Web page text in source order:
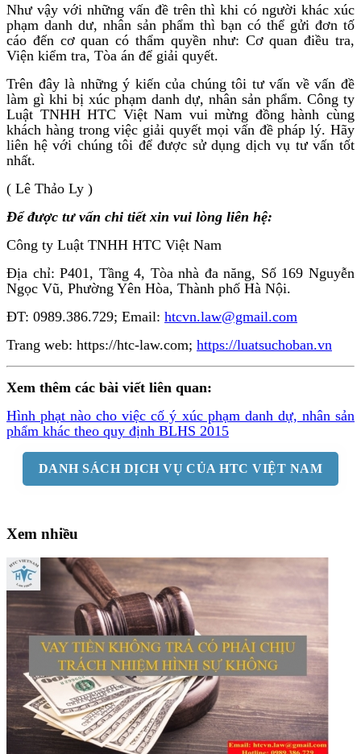
Như vậy với những vấn đề trên thì khi có người khác xúc
phạm danh dư, nhân sản phẩm thì bạn có thể gửi đơn tố
cáo đến cơ quan có thẩm quyền như: Cơ quan điều tra,
Viện kiểm tra, Tòa án để giải quyết.
Trên đây là những ý kiến của chúng tôi tư vấn về vấn đề
làm gì khi bị xúc phạm danh dự, nhân sản phẩm. Công ty
Luật TNHH HTC Việt Nam vui mừng đồng hành cùng
khách hàng trong việc giải quyết mọi vấn đề pháp lý. Hãy
liên hệ với chúng tôi để được sử dụng dịch vụ tư vấn tốt
nhất.
( Lê Thảo Ly )
Để được tư vấn chi tiết xin vui lòng liên hệ:
Công ty Luật TNHH HTC Việt Nam
Địa chỉ: P401, Tầng 4, Tòa nhà đa năng, Số 169 Nguyễn
Ngọc Vũ, Phường Yên Hòa, Thành phố Hà Nội.
ĐT: 0989.386.729; Email: htcvn.law@gmail.com
Trang web: https://htc-law.com; https://luatsuchoban.vn
Xem thêm các bài viết liên quan:
Hình phạt nào cho việc cố ý xúc phạm danh dự, nhân sản
phẩm khác theo quy định BLHS 2015
DANH SÁCH DỊCH VỤ CỦA HTC VIỆT NAM
Xem nhiều